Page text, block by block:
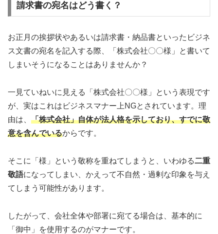
請求書の宛名はどう書く？
お正月の挨拶状やあるいは請求書・納品書といったビジネ
ス文書の宛名を記入する際、「株式会社〇〇様」と書いて
しまいそうになることはありませんか？
一見ていねいに見える「株式会社〇〇様」という表現です
が、実はこれはビジネスマナー上NGとされています。理
由は、 「株式会社」自体が法人格を示しており、すでに敬
意を含んでいるからです。
そこに「様」という敬称を重ねてしまうと、いわゆる二重
敬語になってしまい、かえって不自然・過剰な印象を与え
てしまう可能性があります。
したがって、会社全体や部署に宛てる場合は、基本的に
「御中」を使用するのがマナーです。